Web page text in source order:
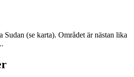
Sudan (se karta). Området är nästan lika